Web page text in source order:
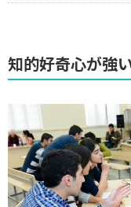
知的好奇心が強